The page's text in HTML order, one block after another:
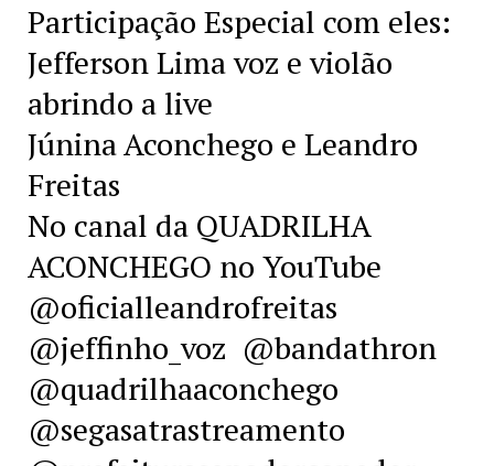
Participação Especial com eles:
Jefferson Lima voz e violão
abrindo a live
Júnina Aconchego e Leandro
Freitas
No canal da QUADRILHA
ACONCHEGO no YouTube
@oficialleandrofreitas
@jeffinho_voz @bandathron
@quadrilhaaconchego
@segasatrastreamento